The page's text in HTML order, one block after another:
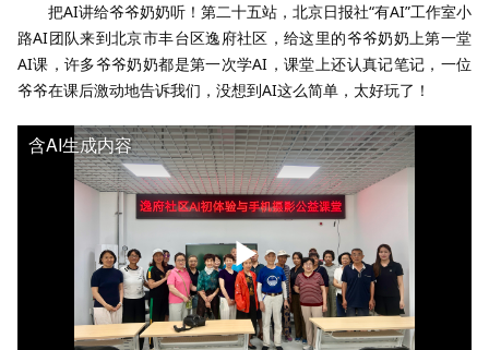
把AI讲给爷爷奶奶听！第二十五站，北京日报社“有AI”工作室小
路AI团队来到北京市丰台区逸府社区，给这里的爷爷奶奶上第一堂
AI课，许多爷爷奶奶都是第一次学AI，课堂上还认真记笔记，一位
爷爷在课后激动地告诉我们，没想到AI这么简单，太好玩了！
含AI生成内容